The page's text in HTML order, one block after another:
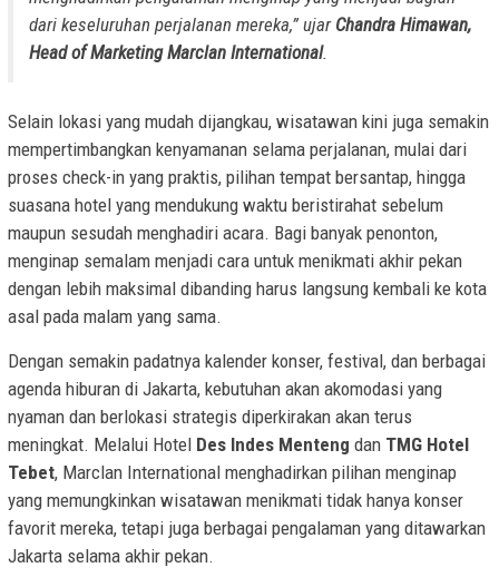
dari keseluruhan perjalanan mereka,” ujar Chandra Himawan,
Head of Marketing Marclan International.
Selain lokasi yang mudah dijangkau, wisatawan kini juga semakin
mempertimbangkan kenyamanan selama perjalanan, mulai dari
proses check-in yang praktis, pilihan tempat bersantap, hingga
suasana hotel yang mendukung waktu beristirahat sebelum
maupun sesudah menghadiri acara. Bagi banyak penonton,
menginap semalam menjadi cara untuk menikmati akhir pekan
dengan lebih maksimal dibanding harus langsung kembali ke kota
asal pada malam yang sama.
Dengan semakin padatnya kalender konser, festival, dan berbagai
agenda hiburan di Jakarta, kebutuhan akan akomodasi yang
nyaman dan berlokasi strategis diperkirakan akan terus
meningkat. Melalui Hotel Des Indes Menteng dan TMG Hotel
Tebet, Marclan International menghadirkan pilihan menginap
yang memungkinkan wisatawan menikmati tidak hanya konser
favorit mereka, tetapi juga berbagai pengalaman yang ditawarkan
Jakarta selama akhir pekan.